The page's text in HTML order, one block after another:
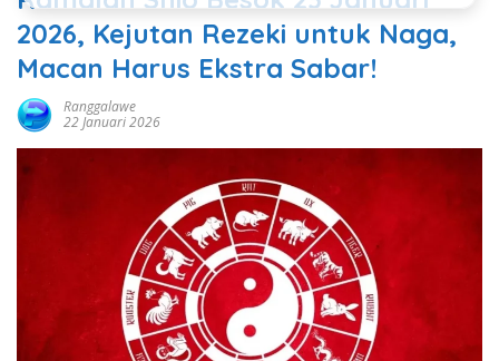
2026, Kejutan Rezeki untuk Naga,
Macan Harus Ekstra Sabar!
Ranggalawe
22 Januari 2026